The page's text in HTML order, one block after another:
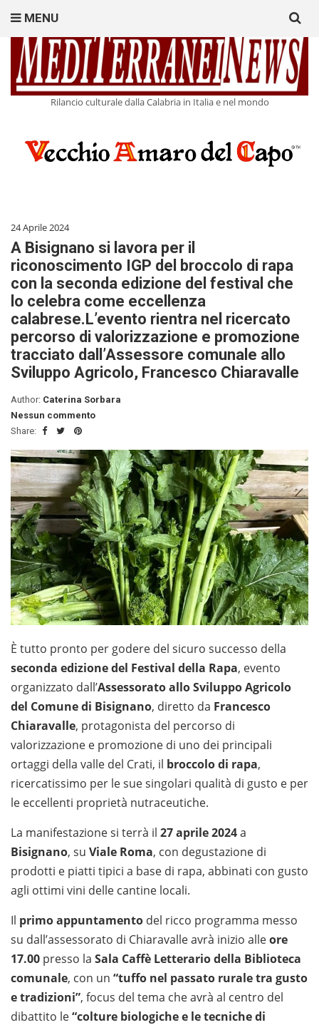
Rilancio culturale dalla Calabria in Italia e nel mondo
MENU
for:
24 Aprile 2024
A Bisignano si lavora per il
riconoscimento IGP del broccolo di rapa
con la seconda edizione del festival che
lo celebra come eccellenza
calabrese.L’evento rientra nel ricercato
percorso di valorizzazione e promozione
tracciato dall’Assessore comunale allo
Sviluppo Agricolo, Francesco Chiaravalle
Author: Caterina Sorbara
Nessun commento
Share:
È tutto pronto per godere del sicuro successo della
seconda edizione del Festival della Rapa, evento
organizzato dall’Assessorato allo Sviluppo Agricolo
del Comune di Bisignano, diretto da Francesco
Chiaravalle, protagonista del percorso di
valorizzazione e promozione di uno dei principali
ortaggi della valle del Crati, il broccolo di rapa,
ricercatissimo per le sue singolari qualità di gusto e per
le eccellenti proprietà nutraceutiche.
La manifestazione si terrà il 27 aprile 2024a
Bisignano, su Viale Roma, con degustazione di
prodotti e piatti tipici a base di rapa, abbinati con gusto
agli ottimi vini delle cantine locali.
Il primo appuntamento del ricco programma messo
su dall’assessorato di Chiaravalle avrà inizio alleore
17.00 presso la Sala Caffè Letterario della Biblioteca
comunale, con un “tuffo nel passato rurale tra gusto
e tradizioni”, focus del tema che avrà al centro del
dibattito le“colture biologiche e le tecniche di